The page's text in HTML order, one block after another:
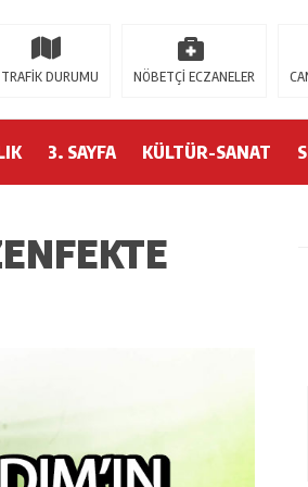
TRAFİK DURUMU NÖBETÇİ ECZANELER
3. SAYFA KÜLTÜR-SANAT